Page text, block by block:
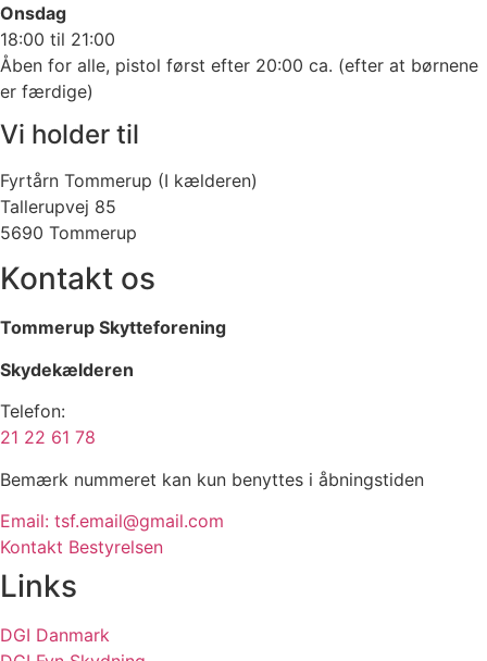
Onsdag
18:00 til 21:00
Åben for alle, pistol først efter 20:00 ca. (efter at børnene
er færdige)
Vi holder til
Fyrtårn Tommerup (I kælderen)
Tallerupvej 85
5690 Tommerup
Kontakt os
Tommerup Skytteforening
Skydekælderen
Telefon:
21 22 61 78
Bemærk nummeret kan kun benyttes i åbningstiden
Email: tsf.email@gmail.com
Kontakt Bestyrelsen
Links
DGI Danmark